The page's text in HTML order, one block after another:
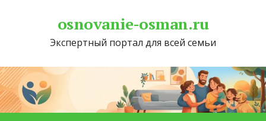
osnovanie-osman.ru
Экспертный портал для всей семьи